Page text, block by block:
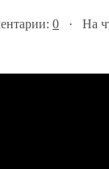
0 · На